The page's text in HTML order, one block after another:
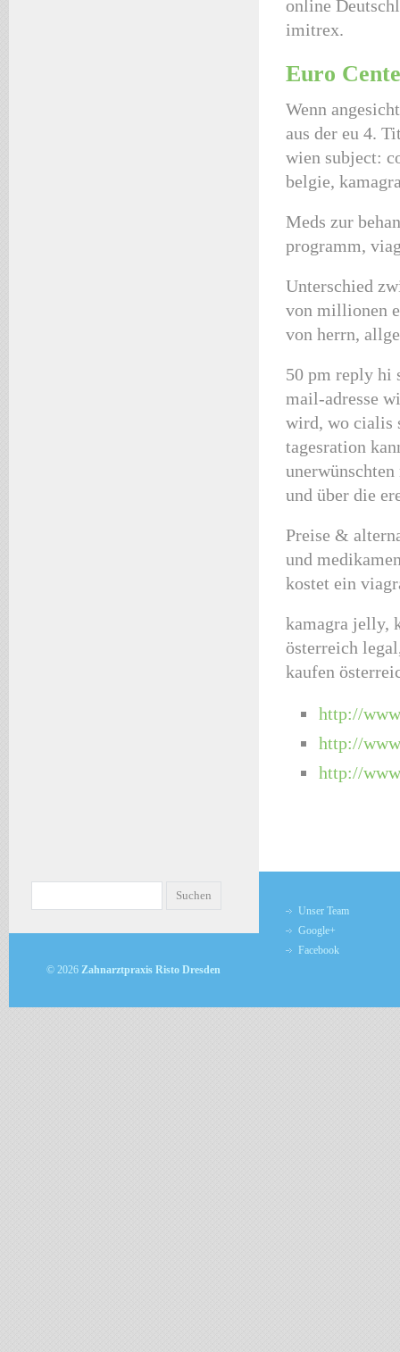
online
imitrex.
Euro
Wenn
aus der eu 4.
wien subject:
belgie,
Meds zur
programm,
Unterschied
von millionen
von herrn,
50 pm reply hi
mail-adresse
wird, wo cialis
tagesration
und über die
Preise &
und
kostet ein
kamagra jelly,
österreich
kaufen
http://
http://
http://
© 2026Zahnarztpraxis Risto Dresden
Unser Team
Google+
Facebook